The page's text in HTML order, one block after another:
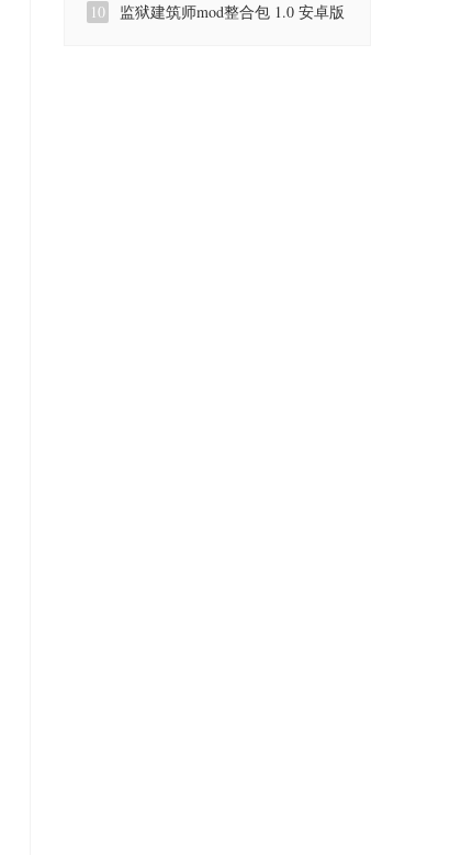
10
监狱建筑师mod整合包 1.0 安卓版